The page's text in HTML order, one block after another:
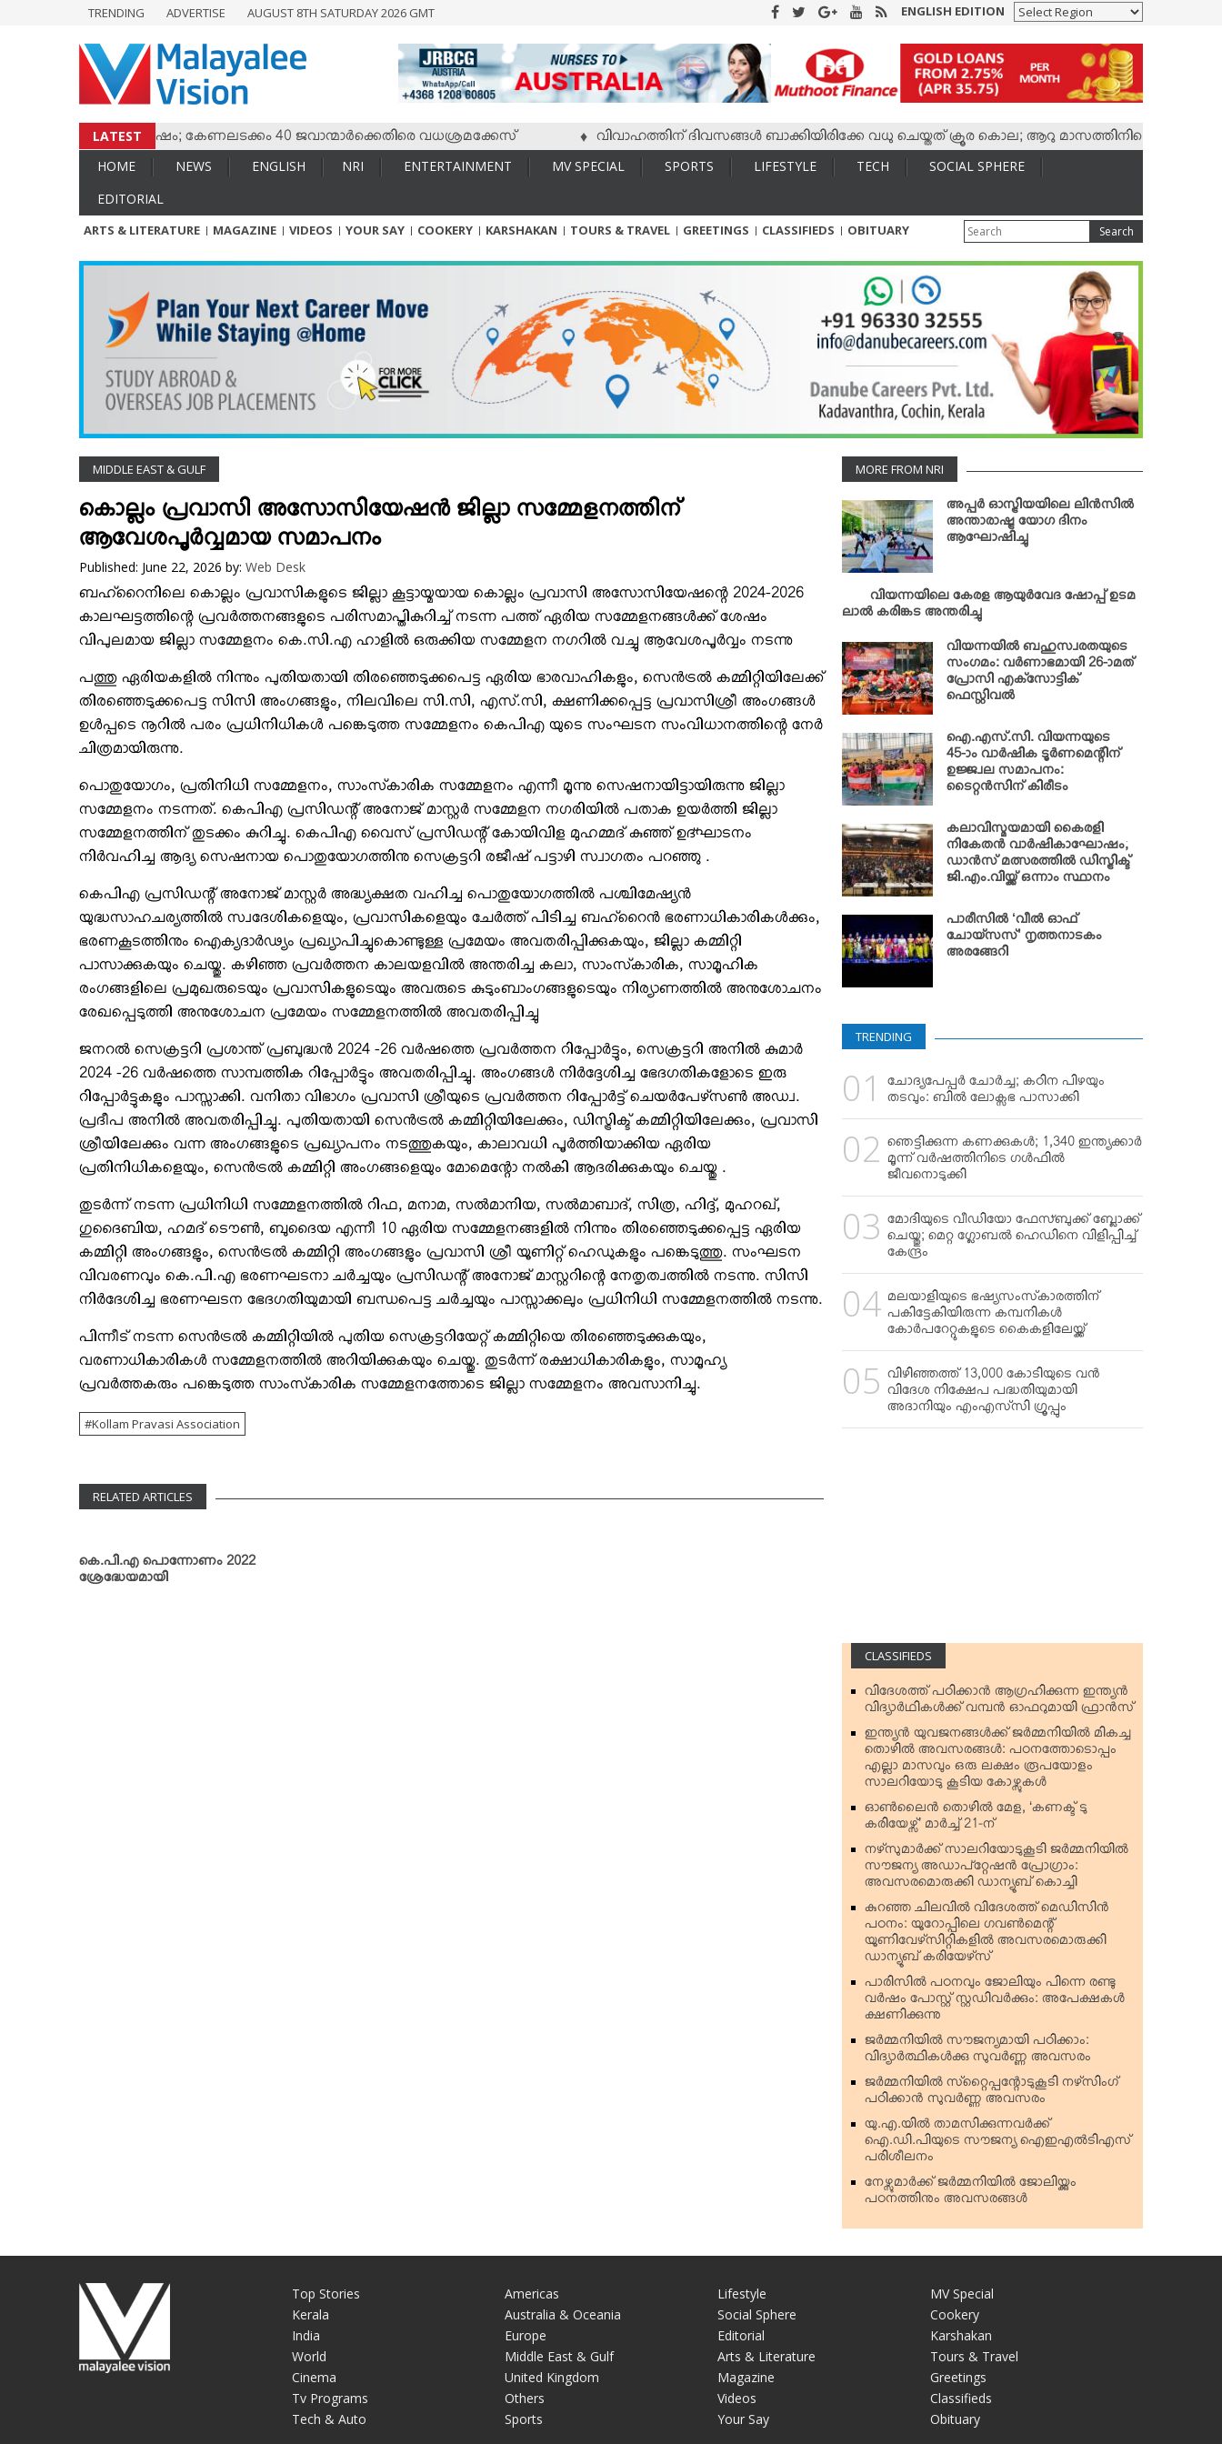
ENTERTAINMENT
TECH & AUTO
ARTS & LITERATURE
TOURS & TRAVEL
TRENDING ADVERTISE AUGUST 8TH SATURDAY 2026 GMT ENGLISH EDITION
LATEST
തമ്മില്‍ സംഘര്‍ഷം; കേണലടക്കം 40 ജവാന്മാര്‍ക്കെതിരെ വധശ്രമക്കേസ് വിവാഹത്തിന് ദിവസങ്ങള്‍ ബാക്കിയിരിക്കേ വധു ചെയ്തത് ക്രൂര കൊല; ആറു മാസത്തിനിടെ കാമുകനുമായി
HOME NEWS ENGLISH NRI ENTERTAINMENT MV SPECIAL SPORTS LIFESTYLE TECH
SOCIAL SPHERE
EDITORIAL
ARTS & LITERATURE MAGAZINE VIDEOS YOUR SAY COOKERY KARSHAKAN TOURS & TRAVEL GREETINGS CLASSIFIEDS OBITUARY Search
MIDDLE EAST & GULF
കൊല്ലം പ്രവാസി അസോസിയേഷന്‍ ജില്ലാ സമ്മേളനത്തിന്
ആവേശപൂര്‍വ്വമായ സമാപനം
Published: June 22, 2026 by: Web Desk
ബഹ്‌റൈനിലെ കൊല്ലം പ്രവാസികളുടെ ജില്ലാ കൂട്ടായ്മയായ കൊല്ലം പ്രവാസി അസോസിയേഷന്റെ 2024-2026
കാലഘട്ടത്തിന്റെ പ്രവര്‍ത്തനങ്ങളുടെ പരിസമാപ്തികുറിച്ച് നടന്ന പത്ത് ഏരിയ സമ്മേളനങ്ങള്‍ക്ക് ശേഷം
വിപുലമായ ജില്ലാ സമ്മേളനം കെ.സി.എ ഹാളില്‍ ഒരുക്കിയ സമ്മേളന നഗറില്‍ വച്ചു ആവേശപൂര്‍വ്വം നടന്നു
പത്തു ഏരിയകളില്‍ നിന്നും പുതിയതായി തിരഞ്ഞെടുക്കപെട്ട ഏരിയ ഭാരവാഹികളും, സെന്‍ട്രല്‍ കമ്മിറ്റിയിലേക്ക്
തിരഞ്ഞെടുക്കപെട്ട സിസി അംഗങ്ങളും, നിലവിലെ സി.സി, എസ്.സി, ക്ഷണിക്കപ്പെട്ട പ്രവാസിശ്രീ അംഗങ്ങള്‍
ഉള്‍പ്പടെ നൂറില്‍ പരം പ്രധിനിധികള്‍ പങ്കെടുത്ത സമ്മേളനം കെപിഎ യുടെ സംഘടന സംവിധാനത്തിന്റെ നേര്‍
ചിത്രമായിരുന്നു.
പൊതുയോഗം, പ്രതിനിധി സമ്മേളനം, സാംസ്‌കാരിക സമ്മേളനം എന്നീ മൂന്നു സെഷനായിട്ടായിരുന്നു ജില്ലാ
സമ്മേളനം നടന്നത്. കെപിഎ പ്രസിഡന്റ് അനോജ് മാസ്റ്റര്‍ സമ്മേളന നഗരിയില്‍ പതാക ഉയര്‍ത്തി ജില്ലാ
സമ്മേളനത്തിന് തുടക്കം കുറിച്ചു. കെപിഎ വൈസ് പ്രസിഡന്റ് കോയിവിള മുഹമ്മദ് കുഞ്ഞ് ഉദ്ഘാടനം
നിര്‍വഹിച്ച ആദ്യ സെഷനായ പൊതുയോഗത്തിനു സെക്രട്ടറി രജീഷ് പട്ടാഴി സ്വാഗതം പറഞ്ഞു .
കെപിഎ പ്രസിഡന്റ് അനോജ് മാസ്റ്റര്‍ അദ്ധ്യക്ഷത വഹിച്ച പൊതുയോഗത്തില്‍ പശ്ചിമേഷ്യന്‍
യുദ്ധസാഹചര്യത്തില്‍ സ്വദേശികളെയും, പ്രവാസികളെയും ചേര്‍ത്ത് പിടിച്ച ബഹ്‌റൈന്‍ ഭരണാധികാരികള്‍ക്കും,
ഭരണകൂടത്തിനും ഐക്യദാര്‍ഢ്യം പ്രഖ്യാപിച്ചുകൊണ്ടുള്ള പ്രമേയം അവതരിപ്പിക്കുകയും, ജില്ലാ കമ്മിറ്റി
പാസാക്കുകയും ചെയ്തു. കഴിഞ്ഞ പ്രവര്‍ത്തന കാലയളവില്‍ അന്തരിച്ച കലാ, സാംസ്‌കാരിക, സാമൂഹിക
രംഗങ്ങളിലെ പ്രമുഖരുടെയും പ്രവാസികളുടെയും അവരുടെ കുടുംബാംഗങ്ങളുടെയും നിര്യാണത്തില്‍ അനുശോചനം
രേഖപ്പെടുത്തി അനുശോചന പ്രമേയം സമ്മേളനത്തില്‍ അവതരിപ്പിച്ചു
ജനറല്‍ സെക്രട്ടറി പ്രശാന്ത് പ്രബുദ്ധന്‍ 2024 -26 വര്‍ഷത്തെ പ്രവര്‍ത്തന റിപ്പോര്‍ട്ടും, സെക്രട്ടറി അനില്‍ കുമാര്‍
2024 -26 വര്‍ഷത്തെ സാമ്പത്തിക റിപ്പോര്‍ട്ടും അവതരിപ്പിച്ചു. അംഗങ്ങള്‍ നിര്‍ദ്ദേശിച്ച ഭേദഗതികളോടെ ഇരു
റിപ്പോര്‍ട്ടുകളും പാസ്സാക്കി. വനിതാ വിഭാഗം പ്രവാസി ശ്രീയുടെ പ്രവര്‍ത്തന റിപ്പോര്‍ട്ട് ചെയര്‍പേഴ്‌സണ്‍ അഡ്വ.
പ്രദീപ അനില്‍ അവതരിപ്പിച്ചു. പുതിയതായി സെന്‍ട്രല്‍ കമ്മിറ്റിയിലേക്കും, ഡിസ്ട്രിക്ട് കമ്മിറ്റിയിലേക്കും, പ്രവാസി
ശ്രീയിലേക്കും വന്ന അംഗങ്ങളുടെ പ്രഖ്യാപനം നടത്തുകയും, കാലാവധി പൂര്‍ത്തിയാക്കിയ ഏരിയ
പ്രതിനിധികളെയും, സെന്‍ട്രല്‍ കമ്മിറ്റി അംഗങ്ങളെയും മോമെന്റോ നല്‍കി ആദരിക്കുകയും ചെയ്തു .
തുടര്‍ന്ന് നടന്ന പ്രധിനിധി സമ്മേളനത്തില്‍ റിഫ, മനാമ, സല്‍മാനിയ, സല്‍മാബാദ്, സിത്ര, ഹിദ്ദ്, മുഹറഖ്,
ഗുദൈബിയ, ഹമദ് ടൌണ്‍, ബുദൈയ എന്നീ 10 ഏരിയ സമ്മേളനങ്ങളില്‍ നിന്നും തിരഞ്ഞെടുക്കപ്പെട്ട ഏരിയ
കമ്മിറ്റി അംഗങ്ങളും, സെന്‍ട്രല്‍ കമ്മിറ്റി അംഗങ്ങളും പ്രവാസി ശ്രീ യൂണിറ്റ് ഹെഡുകളും പങ്കെടുത്തു. സംഘടന
വിവരണവും കെ.പി.എ ഭരണഘടനാ ചര്‍ച്ചയും പ്രസിഡന്റ് അനോജ് മാസ്റ്ററിന്റെ നേതൃത്വത്തില്‍ നടന്നു. സിസി
നിര്‍ദേശിച്ച ഭരണഘടന ഭേദഗതിയുമായി ബന്ധപെട്ട ചര്‍ച്ചയും പാസ്സാക്കലും പ്രധിനിധി സമ്മേളനത്തില്‍ നടന്നു.
പിന്നീട് നടന്ന സെന്‍ട്രല്‍ കമ്മിറ്റിയില്‍ പുതിയ സെക്രട്ടറിയേറ്റ് കമ്മിറ്റിയെ തിരഞ്ഞെടുക്കുകയും,
വരണാധികാരികള്‍ സമ്മേളനത്തില്‍ അറിയിക്കുകയും ചെയ്തു. തുടര്‍ന്ന് രക്ഷാധികാരികളും, സാമൂഹ്യ
പ്രവര്‍ത്തകരും പങ്കെടുത്ത സാംസ്‌കാരിക സമ്മേളനത്തോടെ ജില്ലാ സമ്മേളനം അവസാനിച്ചു.
Kollam Pravasi Association
RELATED ARTICLES
കെ.പി.എ പൊന്നോണം 2022
ശ്രേദ്ധേയമായി
MORE FROM NRI
അപ്പര്‍ ഓസ്ട്രിയയിലെ ലിന്‍സില്‍
അന്താരാഷ്ട്ര യോഗ ദിനം
ആഘോഷിച്ചു
വിയന്നയിലെ കേരള ആയുര്‍വേദ ഷോപ്പ് ഉടമ
ലാല്‍ കരിങ്കട അന്തരിച്ചു
വിയന്നയില്‍ ബഹുസ്വരതയുടെ
സംഗമം: വര്‍ണാഭമായി 26-ാമത്
പ്രോസി എക്‌സോട്ടിക്
ഫെസ്റ്റിവല്‍
ഐ.എസ്.സി. വിയന്നയുടെ
45-ാം വാര്‍ഷിക ടൂര്‍ണമെന്റിന്
ഉജ്ജ്വല സമാപനം:
ടൈറ്റന്‍സിന് കിരീടം
കലാവിസ്മയമായി കൈരളി
നികേതന്‍ വാര്‍ഷികാഘോഷം;
ഡാന്‍സ് മത്സരത്തില്‍ ഡിസ്ട്രിക്ട്
ജി.എം.വിയ്ക്ക് ഒന്നാം സ്ഥാനം
പാരീസില്‍ ‘വീല്‍ ഓഫ്
ചോയ്‌സസ്’ നൃത്തനാടകം
അരങ്ങേറി
TRENDING
ചോദ്യപേപ്പര്‍ ചോര്‍ച്ച; കഠിന പിഴയും
തടവും: ബില്‍ ലോക്സഭ പാസാക്കി
ഞെട്ടിക്കുന്ന കണക്കുകള്‍; 1,340 ഇന്ത്യക്കാര്‍
മൂന്ന് വര്‍ഷത്തിനിടെ ഗള്‍ഫില്‍
ജീവനൊടുക്കി
മോദിയുടെ വീഡിയോ ഫേസ്ബുക്ക് ബ്ലോക്ക്
ചെയ്തു; മെറ്റ ഗ്ലോബല്‍ ഹെഡിനെ വിളിപ്പിച്ച്
കേന്ദ്രം
മലയാളിയുടെ ഭഷ്യസംസ്‌കാരത്തിന്
പകിട്ടേകിയിരുന്ന കമ്പനികള്‍
കോര്‍പറേറ്റുകളുടെ കൈകളിലേയ്ക്ക്
വിഴിഞ്ഞത്ത് 13,000 കോടിയുടെ വന്‍
വിദേശ നിക്ഷേപ പദ്ധതിയുമായി
അദാനിയും എംഎസ്‌സി ഗ്രൂപ്പും
CLASSIFIEDS
വിദേശത്ത് പഠിക്കാന്‍ ആഗ്രഹിക്കുന്ന ഇന്ത്യന്‍
വിദ്യാര്‍ഥികള്‍ക്ക് വമ്പന്‍ ഓഫറുമായി ഫ്രാന്‍സ്
ഇന്ത്യന്‍ യുവജനങ്ങള്‍ക്ക് ജര്‍മ്മനിയില്‍ മികച്ച
തൊഴില്‍ അവസരങ്ങള്‍: പഠനത്തോടൊപ്പം
എല്ലാ മാസവും ഒരു ലക്ഷം രൂപയോളം
സാലറിയോടു കൂടിയ കോഴ്സുകള്‍
ഓണ്‍ലൈന്‍ തൊഴില്‍ മേള, ‘കണക്ട് ടു
കരിയേഴ്സ്’ മാര്‍ച്ച് 21-ന്
നഴ്‌സുമാര്‍ക്ക് സാലറിയോടുകൂടി ജര്‍മ്മനിയില്‍
സൗജന്യ അഡാപ്റ്റേഷന്‍ പ്രോഗ്രാം:
അവസരമൊരുക്കി ഡാന്യൂബ് കൊച്ചി
കുറഞ്ഞ ചിലവില്‍ വിദേശത്ത് മെഡിസിന്‍
പഠനം: യൂറോപ്പിലെ ഗവണ്‍മെന്റ്
യൂണിവേഴ്‌സിറ്റികളില്‍ അവസരമൊരുക്കി
ഡാന്യൂബ് കരിയേഴ്‌സ്
പാരിസില്‍ പഠനവും ജോലിയും പിന്നെ രണ്ടു
വര്‍ഷം പോസ്റ്റ് സ്റ്റഡിവര്‍ക്കും: അപേക്ഷകള്‍
ക്ഷണിക്കുന്നു
ജര്‍മ്മനിയില്‍ സൗജന്യമായി പഠിക്കാം:
വിദ്യാര്‍ത്ഥികള്‍ക്കു സുവര്‍ണ്ണ അവസരം
ജര്‍മ്മനിയില്‍ സ്‌റ്റൈപ്പന്റോടുകൂടി നഴ്‌സിംഗ്
പഠിക്കാന്‍ സുവര്‍ണ്ണ അവസരം
യു.എ.യില്‍ താമസിക്കുന്നവര്‍ക്ക്
ഐ.ഡി.പിയുടെ സൗജന്യ ഐഇഎല്‍ടിഎസ്
പരിശീലനം
നേഴ്സുമാര്‍ക്ക് ജര്‍മ്മനിയില്‍ ജോലിയ്ക്കും
പഠനത്തിനും അവസരങ്ങള്‍
Top Stories
Kerala
India
World
Cinema
Tv Programs
Tech & Auto
Americas
Australia & Oceania
Europe
Middle East & Gulf
United Kingdom
Others
Sports
Lifestyle
Social Sphere
Editorial
Arts & Literature
Magazine
Videos
Your Say
MV Special
Cookery
Karshakan
Tours & Travel
Greetings
Classifieds
Obituary